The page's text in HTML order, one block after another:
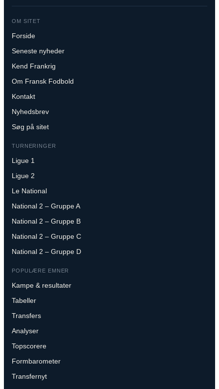
OM SITET
Forside
Seneste nyheder
Kend Frankrig
Om Fransk Fodbold
Kontakt
Nyhedsbrev
Søg på sitet
TURNERINGER
Ligue 1
Ligue 2
Le National
National 2 – Gruppe A
National 2 – Gruppe B
National 2 – Gruppe C
National 2 – Gruppe D
POPULÆRE EMNER
Kampe & resultater
Tabeller
Transfers
Analyser
Topscorere
Formbarometer
Transfernyt